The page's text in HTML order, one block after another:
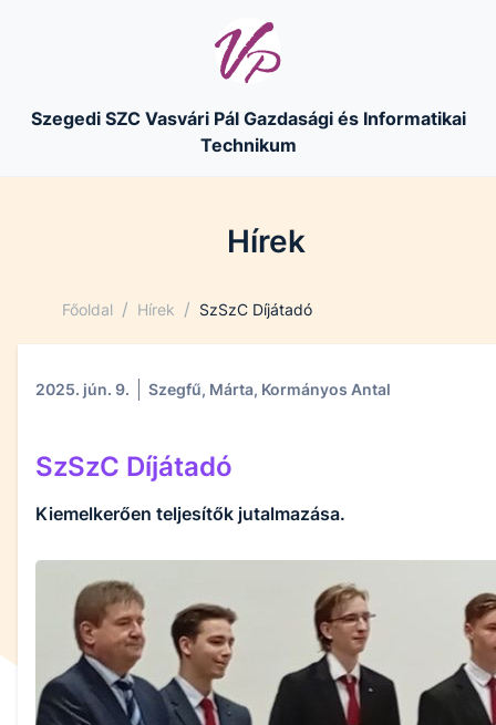
Szegedi SZC Vasvári Pál Gazdasági és Informatikai
Technikum
Hírek
Főoldal / Hírek / SzSzC Díjátadó
2025. jún. 9. Szegfű, Márta, Kormányos Antal
SzSzC Díjátadó
Kiemelkerően teljesítők jutalmazása.